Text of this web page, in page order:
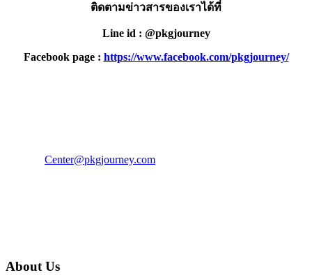
ติดตามข่าวสารของเราได้ที่
Line id : @pkgjourney
Facebook page : https://www.facebook.com/pkgjourney/
Center@pkgjourney.com
About Us